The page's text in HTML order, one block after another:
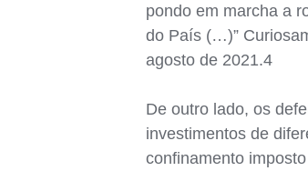
pondo em marcha a
do País (…)”
agosto de 2021.4
De outro lado, os
investimentos de
confinamento